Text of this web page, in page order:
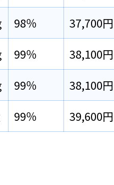
98％
37,700円
99％
38,100円
99％
38,100円
99％ 39,600円